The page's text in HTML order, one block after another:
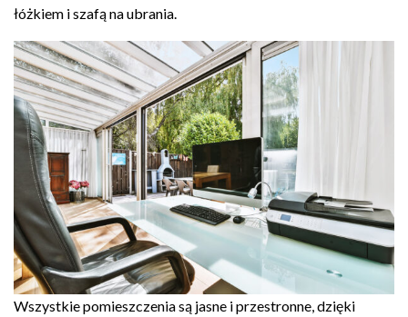
łóżkiem i szafą na ubrania.
Wszystkie pomieszczenia są jasne i przestronne, dzięki